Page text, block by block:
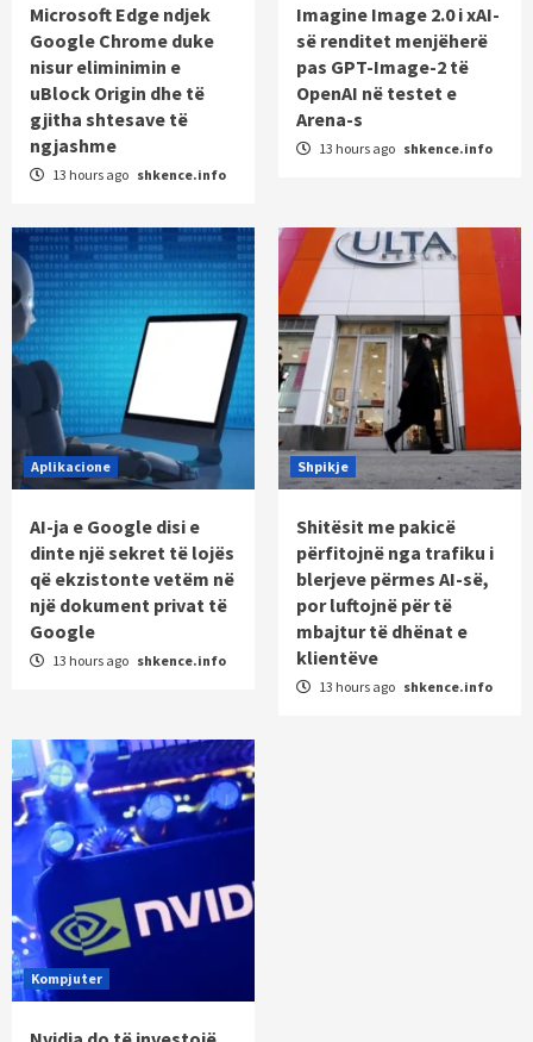
Microsoft Edge ndjek
Google Chrome duke
nisur eliminimin e
uBlock Origin dhe të
gjitha shtesave të
ngjashme
13 hours ago shkence.info
Imagine Image 2.0 i xAI-
së renditet menjëherë
pas GPT-Image-2 të
OpenAI në testet e
Arena-s
13 hours ago shkence.info
Aplikacione
AI-ja e Google disi e
dinte një sekret të lojës
që ekzistonte vetëm në
një dokument privat të
Google
13 hours ago shkence.info
Shpikje
Shitësit me pakicë
përfitojnë nga trafiku i
blerjeve përmes AI-së,
por luftojnë për të
mbajtur të dhënat e
klientëve
13 hours ago shkence.info
Kompjuter